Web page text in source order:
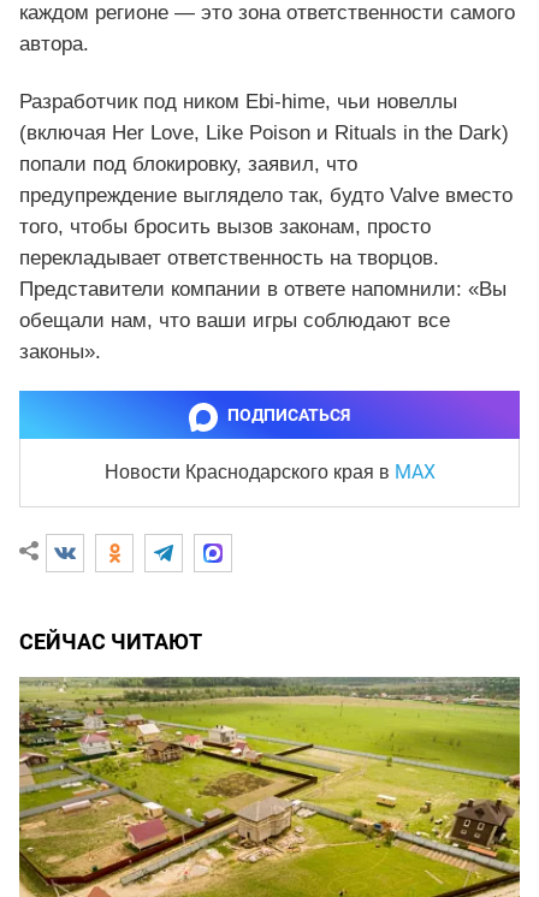
каждом регионе — это зона ответственности самого
автора.
Разработчик под ником Ebi-hime, чьи новеллы
(включая Her Love, Like Poison и Rituals in the Dark)
попали под блокировку, заявил, что
предупреждение выглядело так, будто Valve вместо
того, чтобы бросить вызов законам, просто
перекладывает ответственность на творцов.
Представители компании в ответе напомнили: «Вы
обещали нам, что ваши игры соблюдают все
законы».
ПОДПИСАТЬСЯ
Новости Краснодарского края в MAX
СЕЙЧАС ЧИТАЮТ